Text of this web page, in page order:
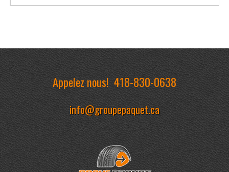
Appelez nous!418-830-0638
info@groupepaquet.ca